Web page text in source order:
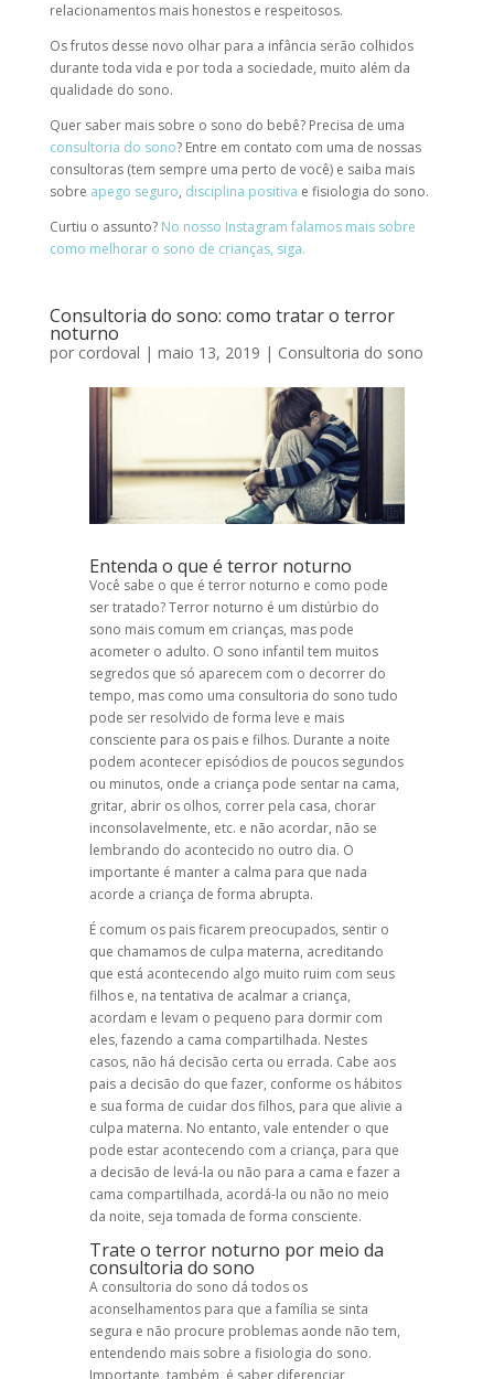
relacionamentos mais honestos e respeitosos.
Os frutos desse novo olhar para a infância serão colhidos
durante toda vida e por toda a sociedade, muito além da
qualidade do sono.
Quer saber mais sobre o sono do bebê? Precisa de uma
consultoria do sono? Entre em contato com uma de nossas
consultoras (tem sempre uma perto de você) e saiba mais
sobre apego seguro, disciplina positiva e fisiologia do sono.
Curtiu o assunto? No nosso Instagram falamos mais sobre
como melhorar o sono de crianças, siga.
Consultoria do sono: como tratar o terror
noturno
por cordoval | maio 13, 2019 | Consultoria do sono
Entenda o que é terror noturno
Você sabe o que é terror noturno e como pode
ser tratado? Terror noturno é um distúrbio do
sono mais comum em crianças, mas pode
acometer o adulto. O sono infantil tem muitos
segredos que só aparecem com o decorrer do
tempo, mas como uma consultoria do sono tudo
pode ser resolvido de forma leve e mais
consciente para os pais e filhos. Durante a noite
podem acontecer episódios de poucos segundos
ou minutos, onde a criança pode sentar na cama,
gritar, abrir os olhos, correr pela casa, chorar
inconsolavelmente, etc. e não acordar, não se
lembrando do acontecido no outro dia. O
importante é manter a calma para que nada
acorde a criança de forma abrupta.
É comum os pais ficarem preocupados, sentir o
que chamamos de culpa materna, acreditando
que está acontecendo algo muito ruim com seus
filhos e, na tentativa de acalmar a criança,
acordam e levam o pequeno para dormir com
eles, fazendo a cama compartilhada. Nestes
casos, não há decisão certa ou errada. Cabe aos
pais a decisão do que fazer, conforme os hábitos
e sua forma de cuidar dos filhos, para que alivie a
culpa materna. No entanto, vale entender o que
pode estar acontecendo com a criança, para que
a decisão de levá-la ou não para a cama e fazer a
cama compartilhada, acordá-la ou não no meio
da noite, seja tomada de forma consciente.
Trate o terror noturno por meio da
consultoria do sono
A consultoria do sono dá todos os
aconselhamentos para que a família se sinta
segura e não procure problemas aonde não tem,
entendendo mais sobre a fisiologia do sono.
Importante, também, é saber diferenciar